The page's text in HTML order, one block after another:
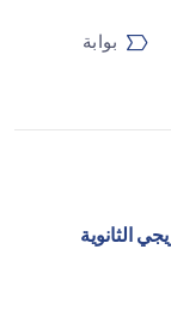
بوابة
الثانوية